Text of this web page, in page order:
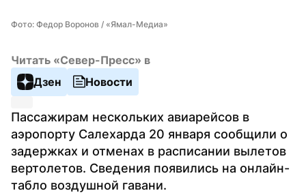
Фото: Федор Воронов / «Ямал-Медиа»
Читать «Север-Пресс» в
Дзен
Новости
Пассажирам нескольких авиарейсов в
аэропорту Салехарда 20 января сообщили о
задержках и отменах в расписании вылетов
вертолетов. Сведения появились на онлайн-
табло воздушной гавани.